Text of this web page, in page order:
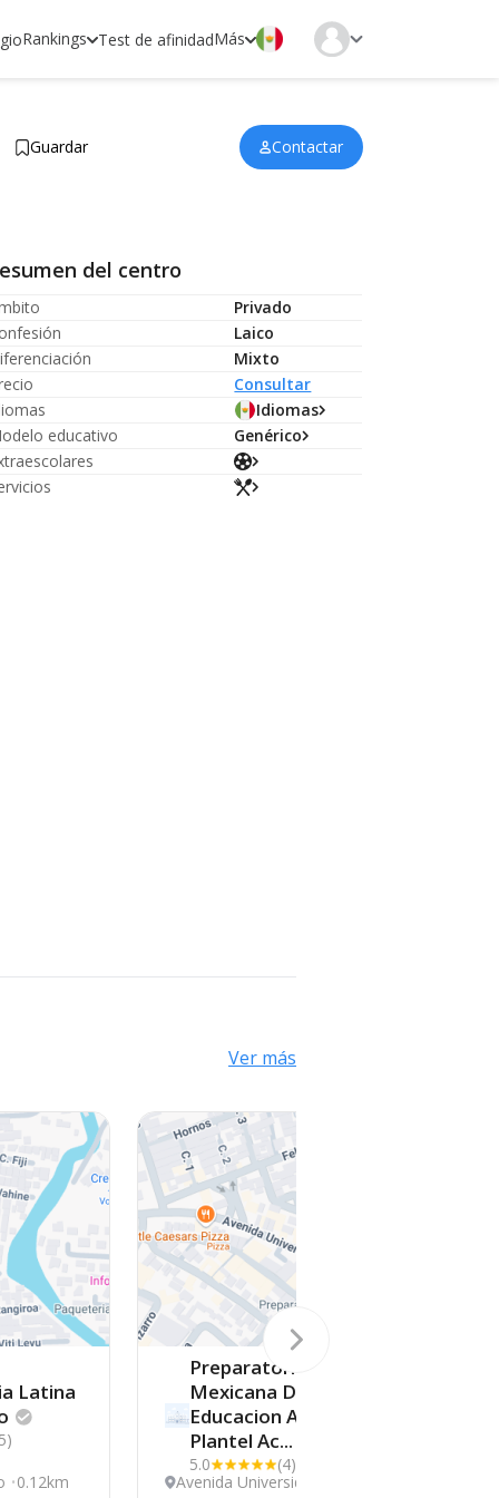
Rankings Test de afinidadMás
Guardar
Contactar
del centro
Privado
Laico
Mixto
Consultar
Idiomas
educativo
Genérico
Ver más
Latina
0.12km
Preparatoria
Mexicana De
Educacion A Distancia
PlantelAc...
5.0
(4)
Avenida Universidad